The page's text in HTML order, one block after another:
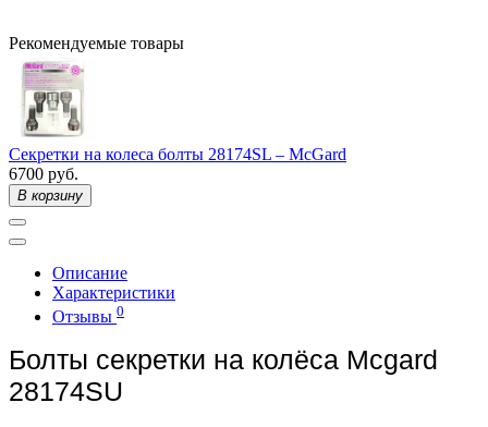
Рекомендуемые товары
Секретки на колеса болты 28174SL – McGard
6700 руб.
В корзину
Описание
Характеристики
Отзывы 0
Болты секретки на колёса Mcgard
28174SU